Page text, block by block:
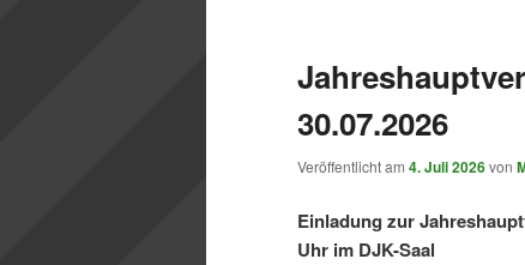
30.07.2026
Veröffentlicht am 4. Juli 2026von
Einladung zur
Uhr im DJK-Saal